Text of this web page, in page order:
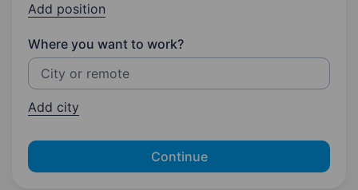
Add position
Where you want to work?
Add city
Continue